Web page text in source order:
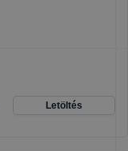
Letöltés